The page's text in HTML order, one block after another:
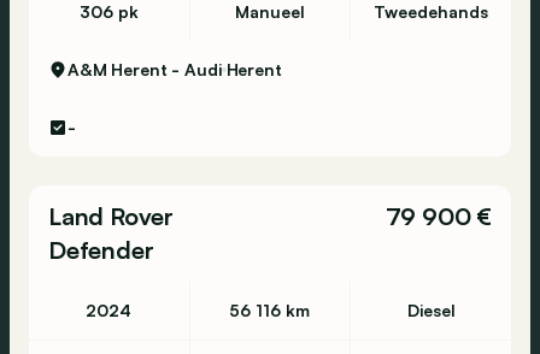
306 pk Manueel Tweedehands
A&M Herent - Audi Herent
-
Land Rover
Defender
79 900 €
2024 56 116 km Diesel